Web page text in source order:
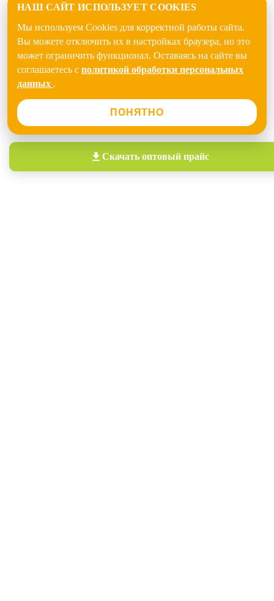
НАШ САЙТ ИСПОЛЬЗУЕТ COOKIES
Мы используем Cookies для корректной работы сайта.
Вы можете отключить их в настройках браузера, но это
может ограничить функционал. Оставаясь на сайте вы
соглашаетесь с политикой обработки персональных
данных .
ПОНЯТНО
Скачать оптовый прайс